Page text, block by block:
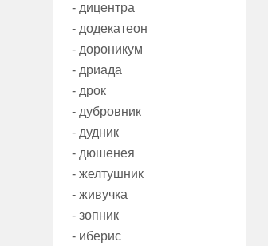
- дицентра
- додекатеон
- дороникум
- дриада
- дрок
- дубровник
- дудник
- дюшенея
- желтушник
- живучка
- зопник
- иберис